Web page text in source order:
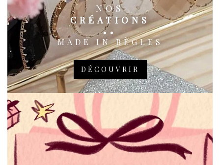
NOS
CRÉATIONS
MADE IN BÈGLES
DÉCOUVRIR